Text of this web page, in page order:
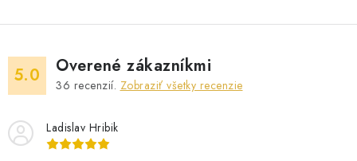
5.0 Overené zákazníkmi
36 recenzií. Zobraziť všetky recenzie
Ladislav Hribik